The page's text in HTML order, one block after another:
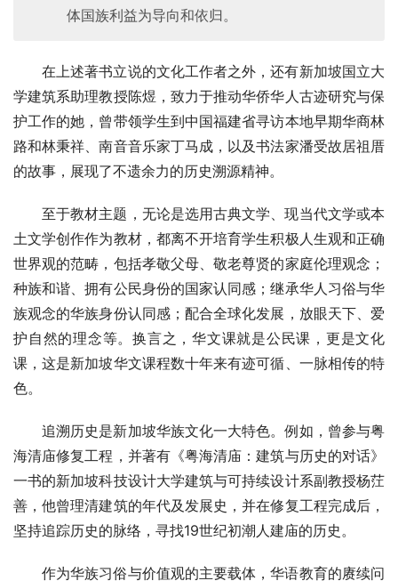
体国族利益为导向和依归。
在上述著书立说的文化工作者之外，还有新加坡国立大
学建筑系助理教授陈煜，致力于推动华侨华人古迹研究与保
护工作的她，曾带领学生到中国福建省寻访本地早期华商林
路和林秉祥、南音音乐家丁马成，以及书法家潘受故居祖厝
的故事，展现了不遗余力的历史溯源精神。
至于教材主题，无论是选用古典文学、现当代文学或本
土文学创作作为教材，都离不开培育学生积极人生观和正确
世界观的范畴，包括孝敬父母、敬老尊贤的家庭伦理观念；
种族和谐、拥有公民身份的国家认同感；继承华人习俗与华
族观念的华族身份认同感；配合全球化发展，放眼天下、爱
护自然的理念等。换言之，华文课就是公民课，更是文化
课，这是新加坡华文课程数十年来有迹可循、一脉相传的特
色。
追溯历史是新加坡华族文化一大特色。例如，曾参与粤
海清庙修复工程，并著有《粤海清庙：建筑与历史的对话》
一书的新加坡科技设计大学建筑与可持续设计系副教授杨茳
善，他曾理清建筑的年代及发展史，并在修复工程完成后，
坚持追踪历史的脉络，寻找19世纪初潮人建庙的历史。
作为华族习俗与价值观的主要载体，华语教育的赓续问